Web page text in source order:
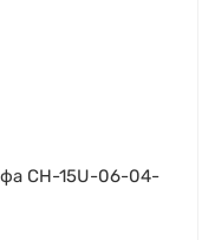
СН-15U-06-04-